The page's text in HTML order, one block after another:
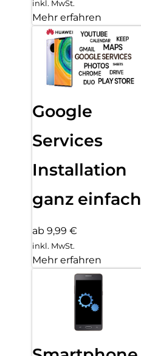
inkl. MwSt.
Mehr erfahren
Google
Services
Installation
ganz einfach
ab 9,99 €
inkl. MwSt.
Mehr erfahren